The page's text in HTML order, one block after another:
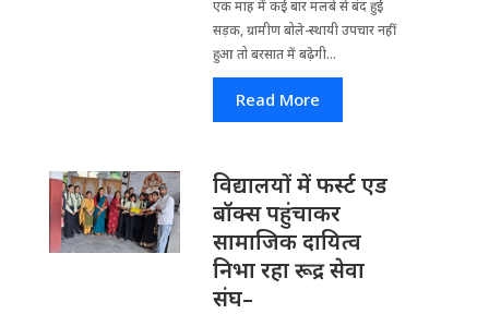
एक माह में कई बार मलबे से बंद हुई
सड़क, ग्रामीण बोले-स्थायी उपचार नहीं
हुआ तो बरसात में बढ़ेगी...
Read More
विद्यालयों में फर्स्ट एड
बॉक्स पहुंचाकर
सामाजिक दायित्व
निभा रहा रूद्र सेवा
संघ–